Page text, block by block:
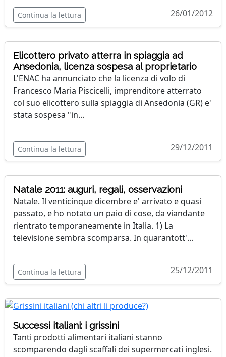
Continua la lettura 26/01/2012
Elicottero privato atterra in spiaggia ad
Ansedonia, licenza sospesa al proprietario
L'ENAC ha annunciato che la licenza di volo di
Francesco Maria Piscicelli, imprenditore atterrato
col suo elicottero sulla spiaggia di Ansedonia (GR) e'
stata sospesa "in...
Continua la lettura 29/12/2011
Natale 2011: auguri, regali, osservazioni
Natale. Il venticinque dicembre e' arrivato e quasi
passato, e ho notato un paio di cose, da viandante
rientrato temporaneamente in Italia. 1) La
televisione sembra scomparsa. In quarantott'...
Continua la lettura 25/12/2011
Successi italiani: i grissini
Tanti prodotti alimentari italiani stanno
scomparendo dagli scaffali dei supermercati inglesi.